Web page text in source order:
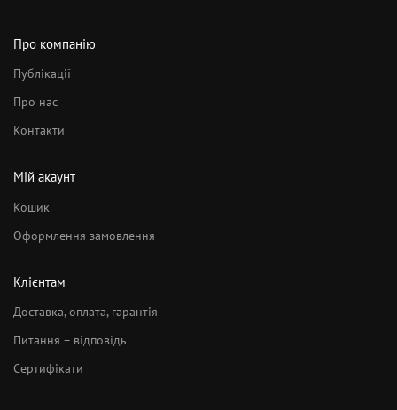
Про компанію
Публікації
Про нас
Контакти
Мій акаунт
Кошик
Оформлення замовлення
Клієнтам
Доставка, оплата, гарантія
Питання – відповідь
Сертифікати